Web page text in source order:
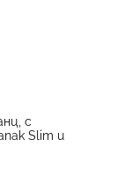
с
Slim и